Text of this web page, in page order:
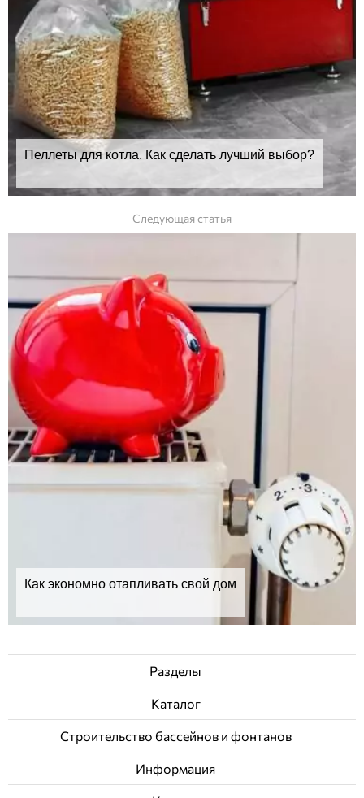
Пеллеты для котла. Как сделать лучший выбор?
Следующая статья
Как экономно отапливать свой дом
Разделы
Каталог
Строительство бассейнов и фонтанов
Информация